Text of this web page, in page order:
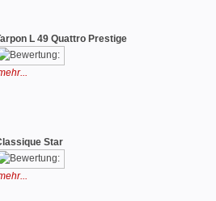
L 49 Quattro Prestige
Star